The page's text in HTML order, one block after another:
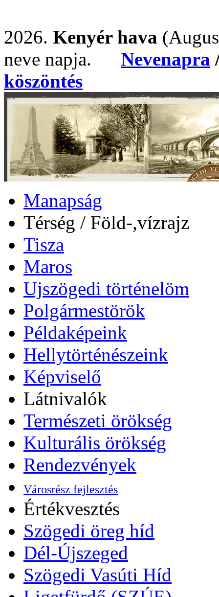
2026. Kenyér hava
neve napja. Nevenapra
köszöntés
Manapság
Térség / Föld-,vízrajz
Tisza
Maros
Ujszögedi történelöm
Polgármestörök
Példaképeink
Hellytörténészeink
Képviselő
Látnivalók
Természeti örökség
Kulturális örökség
Rendezvények
Városrész fejlesztés
Értékvesztés
Szögedi öreg híd
Dél-Újszeged
Szögedi Vasúti Híd